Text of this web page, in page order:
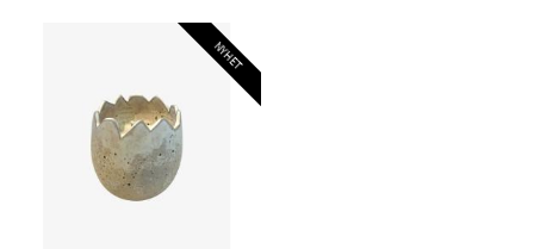
NYHET